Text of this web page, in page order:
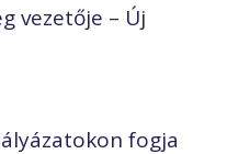
vezetője – Új
fogja